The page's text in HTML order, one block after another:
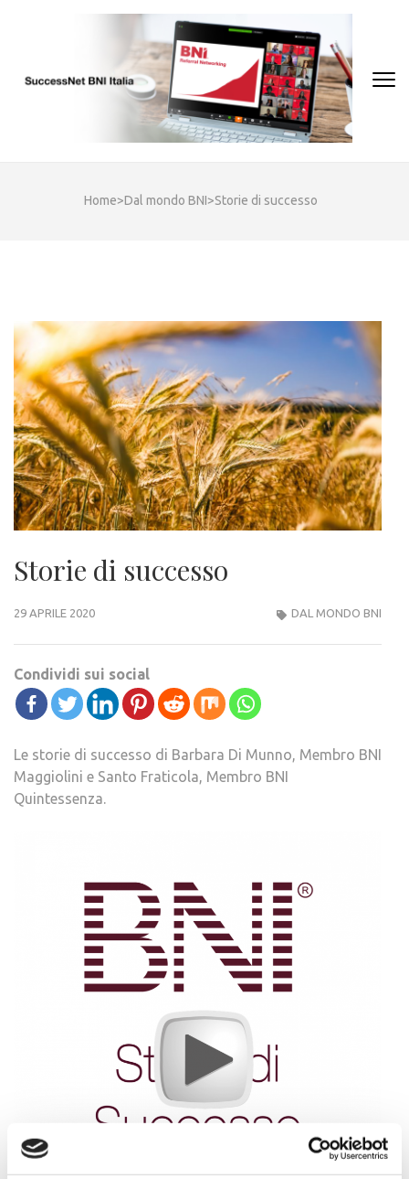
(Press
Home>Dal mondo BNI>Storie di successo
Storie di successo
29 APRILE 2020 DAL MONDO BNI
Condividi sui social
Le storie di successo di Barbara Di Munno, Membro BNI
Maggiolini e Santo Fraticola, Membro BNI
Quintessenza.